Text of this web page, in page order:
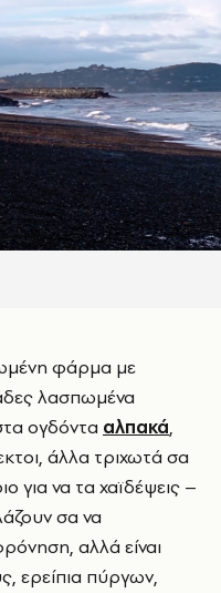
λασπωμένα
ογδόντα αλπακά,
άλλα τριχωτά σα
για να τα χαϊδέψεις –
σα να
αλλά είναι
ερείπια πύργων,